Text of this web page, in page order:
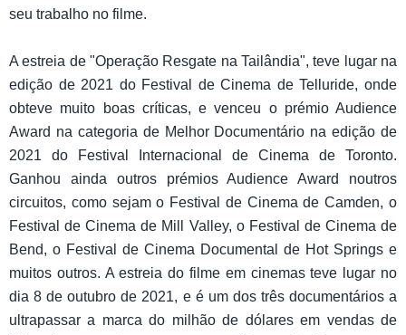
seu trabalho no filme.
A estreia de "Operação Resgate na Tailândia", teve lugar na
edição de 2021 do Festival de Cinema de Telluride, onde
obteve muito boas críticas, e venceu o prémio Audience
Award na categoria de Melhor Documentário na edição de
2021 do Festival Internacional de Cinema de Toronto.
Ganhou ainda outros prémios Audience Award noutros
circuitos, como sejam o Festival de Cinema de Camden, o
Festival de Cinema de Mill Valley, o Festival de Cinema de
Bend, o Festival de Cinema Documental de Hot Springs e
muitos outros. A estreia do filme em cinemas teve lugar no
dia 8 de outubro de 2021, e é um dos três documentários a
ultrapassar a marca do milhão de dólares em vendas de